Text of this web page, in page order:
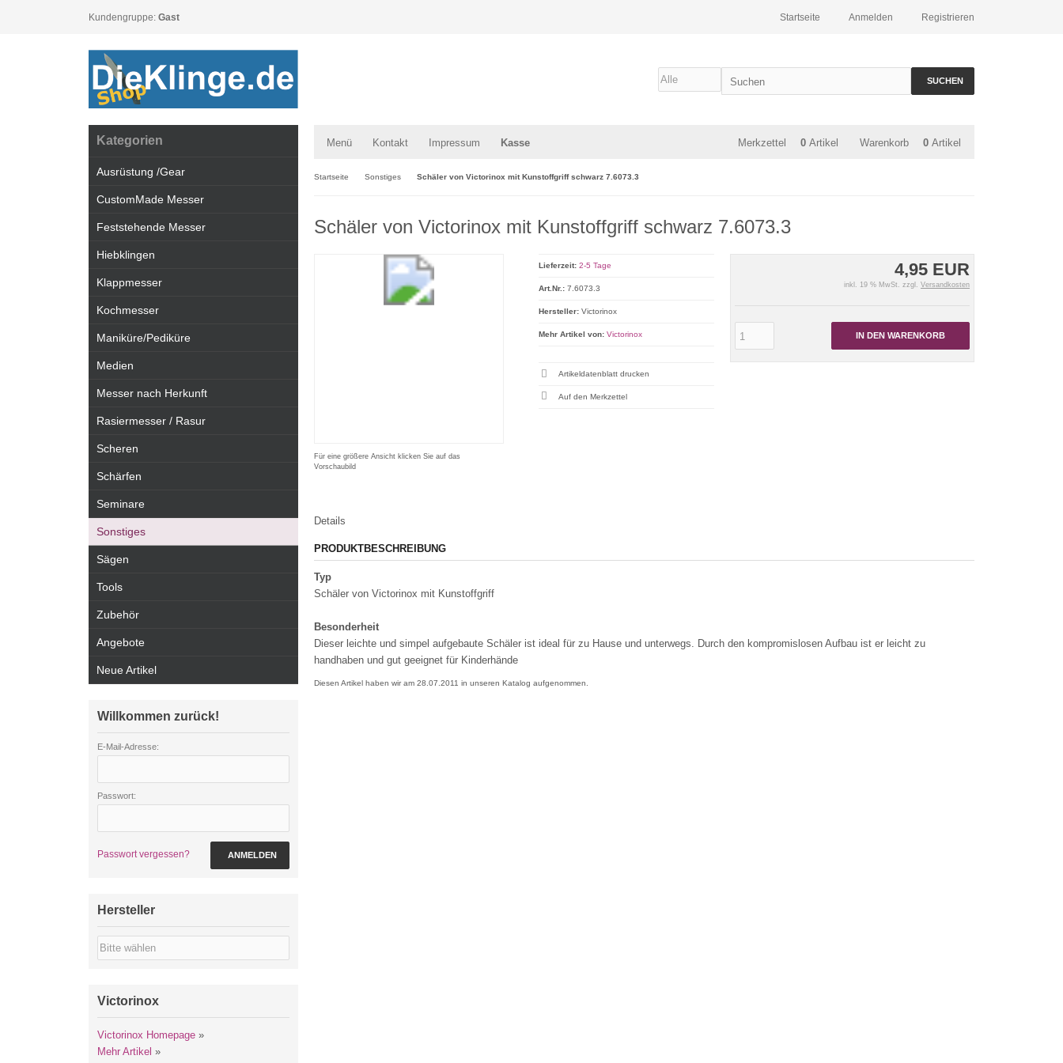
Kundengruppe: Gast Registrieren
Anmelden
Startseite
SUCHEN
Menü Kontakt Impressum Kasse Warenkorb 0 Artikel
Merkzettel 0 Artikel
Startseite Sonstiges Schäler von Victorinox mit Kunstoffgriff schwarz 7.6073.3
Schäler von Victorinox mit Kunstoffgriff schwarz 7.6073.3
Für eine größere Ansicht klicken Sie auf das
Vorschaubild
4,95 EUR
inkl. 19 % MwSt. zzgl. Versandkosten
IN DEN WARENKORB
Lieferzeit: 2-5 Tage
Art.Nr.: 7.6073.3
Hersteller: Victorinox
Mehr Artikel von: Victorinox
Artikeldatenblatt drucken
Details
PRODUKTBESCHREIBUNG
Typ
Schäler von Victorinox mit Kunstoffgriff
Besonderheit
Dieser leichte und simpel aufgebaute Schäler ist ideal für zu Hause und unterwegs. Durch den kompromislosen Aufbau ist er leicht zu
handhaben und gut geeignet für Kinderhände
Diesen Artikel haben wir am 28.07.2011 in unseren Katalog aufgenommen.
Kategorien
Ausrüstung /Gear
CustomMade Messer
Feststehende Messer
Hiebklingen
Klappmesser
Kochmesser
Maniküre/Pediküre
Medien
Messer nach Herkunft
Rasiermesser / Rasur
Scheren
Schärfen
Seminare
Sonstiges
Sägen
Tools
Zubehör
Angebote
Neue Artikel
Willkommen zurück!
E-Mail-Adresse:
Passwort:
Passwort vergessen? ANMELDEN
Hersteller
Victorinox
Victorinox Homepage »
Mehr Artikel »